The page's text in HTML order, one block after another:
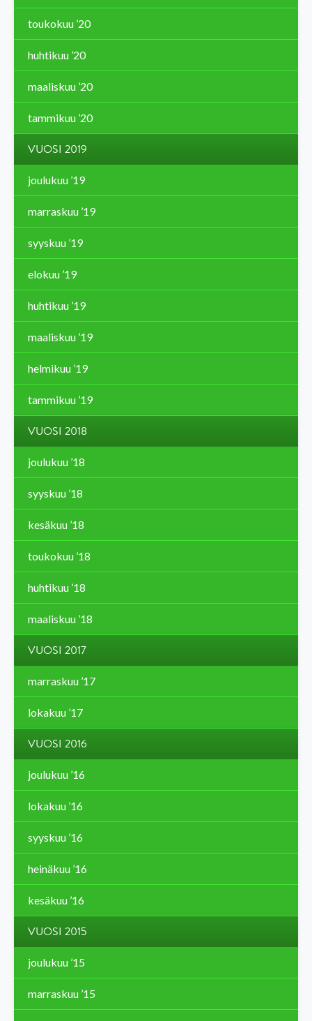
toukokuu ’20
huhtikuu ’20
maaliskuu ’20
tammikuu ’20
VUOSI 2019
joulukuu ’19
marraskuu ’19
syyskuu ’19
elokuu ’19
huhtikuu ’19
maaliskuu ’19
helmikuu ’19
tammikuu ’19
VUOSI 2018
joulukuu ’18
syyskuu ’18
kesäkuu ’18
toukokuu ’18
huhtikuu ’18
maaliskuu ’18
VUOSI 2017
marraskuu ’17
lokakuu ’17
VUOSI 2016
joulukuu ’16
lokakuu ’16
syyskuu ’16
heinäkuu ’16
kesäkuu ’16
VUOSI 2015
joulukuu ’15
marraskuu ’15